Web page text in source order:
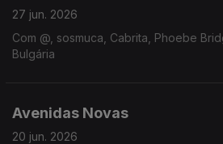
27 jun. 2026
Com @, sosmuca, Cabrita, Phoebe
Bulgária
Avenidas Novas
20 jun. 2026